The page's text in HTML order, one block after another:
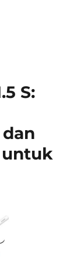
S:
untuk